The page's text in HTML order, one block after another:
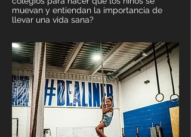
muevan y entiendan la importancia de
llevar una vida sana?​